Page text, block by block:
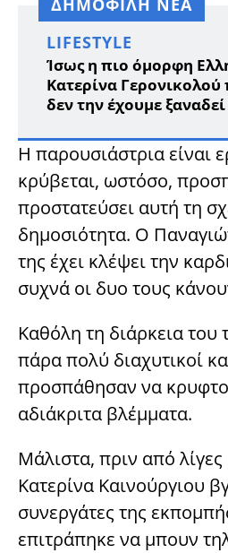
ΔΗΜΟΦΙΛΗ ΝΕΑ
LIFESTYLE
Ίσως η πιο όμορφη
Κατερίνα
δεν την έχουμε ξαναδεί
Η παρουσιάστρια είναι
κρύβεται, ωστόσο,
προστατεύσει αυτή τη
δημοσιότητα. Ο
της έχει κλέψει την
συχνά οι δυο τους
Καθόλη τη διάρκεια του
πάρα πολύ διαχυτικοί
προσπάθησαν να
αδιάκριτα βλέμματα.
Μάλιστα, πριν από
Κατερίνα Καινούργιου
συνεργάτες της
επιτράπηκε να μπουν